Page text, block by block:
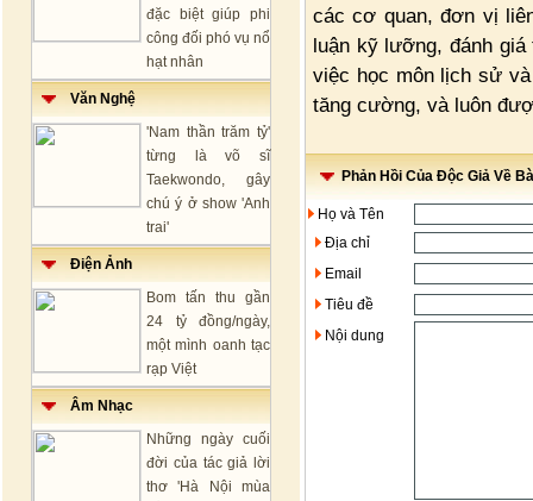
đặc biệt giúp phi
công đối phó vụ nổ
hạt nhân
Văn Nghệ
'Nam thần trăm tỷ'
từng là võ sĩ
Taekwondo, gây
chú ý ở show 'Anh
trai'
Điện Ảnh
Bom tấn thu gần
24 tỷ đồng/ngày,
một mình oanh tạc
rạp Việt
Âm Nhạc
Những ngày cuối
đời của tác giả lời
thơ 'Hà Nội mùa
các cơ quan, đơn vị
luận kỹ lưỡng, đánh
việc học môn lịch sử
tăng cường, và luôn
Phản Hồi Của Độc Giả Về
Họ và Tên
Địa chỉ
Email
Tiêu đề
Nội dung